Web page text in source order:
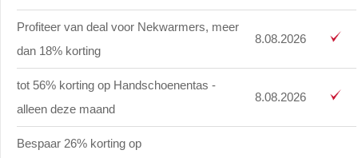
Profiteer van deal voor Nekwarmers, meer
dan 18% korting
8.08.2026
tot 56% korting op Handschoenentas -
alleen deze maand
8.08.2026
Bespaar 26% korting op